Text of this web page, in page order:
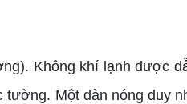
Không khí lạnh được
Một dàn nóng duy